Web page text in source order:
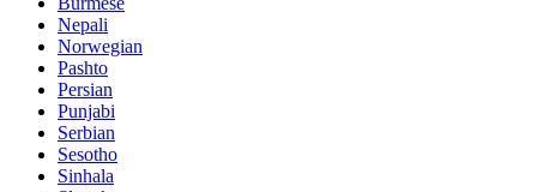
Nepali
Norwegian
Pashto
Persian
Punjabi
Serbian
Sesotho
Sinhala